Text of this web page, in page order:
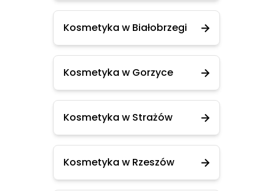
Kosmetyka w Białobrzegi
Kosmetyka w Gorzyce
Kosmetyka w Strażów
Kosmetyka w Rzeszów